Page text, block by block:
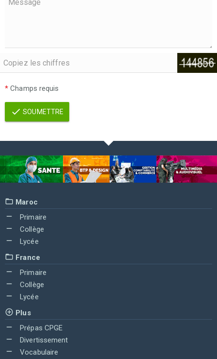
* Champs requis
SOUMETTRE
Maroc
Primaire
Collège
Lycée
France
Primaire
Collège
Lycée
Plus
Prépas CPGE
Divertissement
Vocabulaire